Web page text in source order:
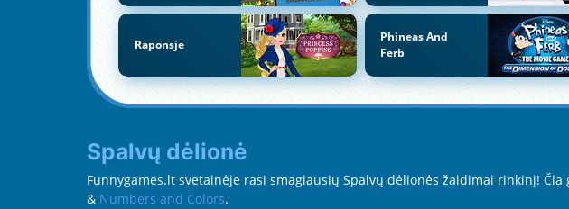
Raponsje
Phineas And
Ferb
Spalvų dėlionė
Funnygames.lt svetainėje rasi smagiausių Spalvų dėlionės žaidimai rinkinį!
& Numbers and Colors.